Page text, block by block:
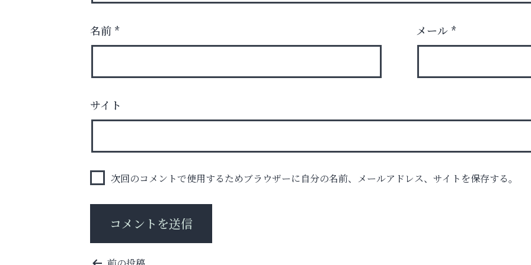
あなたらしく奏でる、音楽の時間
名前 * メール *
サイト
次回のコメントで使用するためブラウザーに自分の名前、メールアドレス、サイトを保存する。